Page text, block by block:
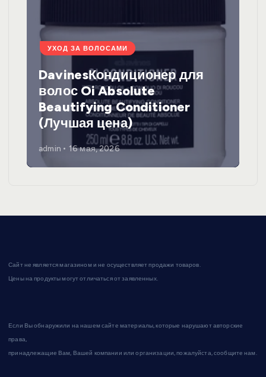
УХОД ЗА ВОЛОСАМИ
DavinesКондиционер для
волос Oi Absolute
Beautifying Conditioner
(Лучшая цена)
admin 16 мая, 2026
Сайт не является магазином и не осуществляет продажи товаров.
Цены на продукты могут отличаться от заявленных.
Если Вы обнаружили на нашем сайте материалы, которые нарушают авторские
права,
принадлежащие Вам, Вашей компании или организации, пожалуйста, сообщите нам.